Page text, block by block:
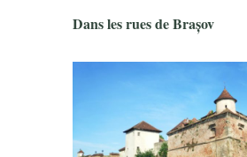
Dans les rues de Brașov